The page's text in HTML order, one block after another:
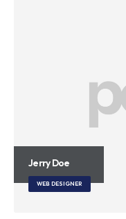
Jerry Doe
WEB DESIGNER